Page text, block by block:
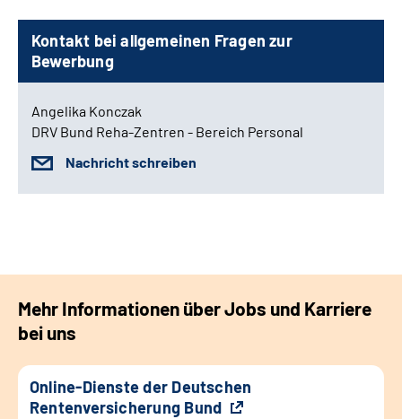
Kontakt bei allgemeinen Fragen zur
Bewerbung
Angelika Konczak
DRV Bund Reha-Zentren - Bereich Personal
Nachricht schreiben
Mehr Informationen über Jobs und Karriere
bei uns
Online-Dienste der Deutschen
Rentenversicherung Bund